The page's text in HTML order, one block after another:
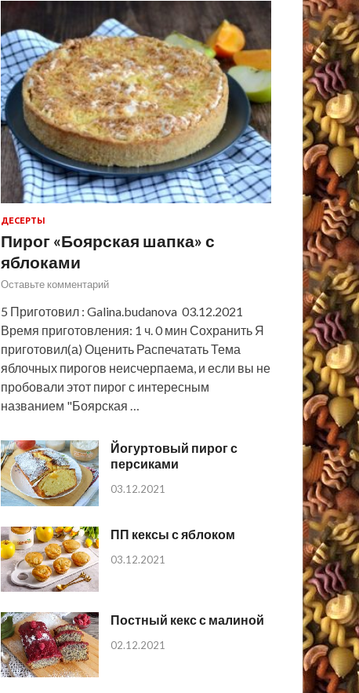
ДЕСЕРТЫ
Пирог «Боярская шапка» с
яблоками
Оставьте комментарий
5 Приготовил : Galina.budanova 03.12.2021
Время приготовления: 1 ч. 0 мин Сохранить Я
приготовил(а) Оценить Распечатать Тема
яблочных пирогов неисчерпаема, и если вы не
пробовали этот пирог с интересным
названием "Боярская …
Йогуртовый пирог с
персиками
03.12.2021
ПП кексы с яблоком
03.12.2021
Постный кекс с малиной
02.12.2021